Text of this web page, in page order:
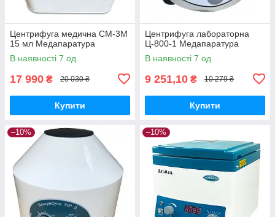
Центрифуга медична СМ-3М
15 мл Медапаратура
В наявності 7 од.
17 990 ₴ 20 030 ₴
Купити
Центрифуга лабораторна
Ц-800-1 Медапаратура
В наявності 7 од.
9 251,10 ₴ 10 279 ₴
Купити
–10% –10%